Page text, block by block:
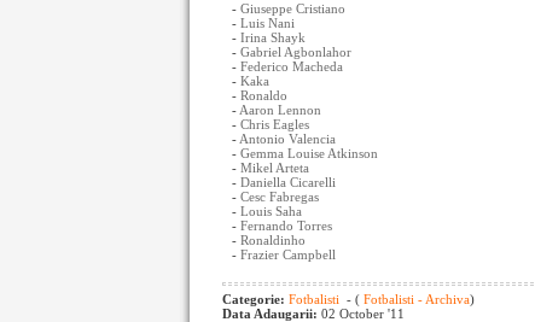
- Giuseppe Cristiano
- Luis Nani
- Irina Shayk
- Gabriel Agbonlahor
- Federico Macheda
- Kaka
- Ronaldo
- Aaron Lennon
- Chris Eagles
- Antonio Valencia
- Gemma Louise Atkinson
- Mikel Arteta
- Daniella Cicarelli
- Cesc Fabregas
- Louis Saha
- Fernando Torres
- Ronaldinho
- Frazier Campbell
Categorie: Fotbalisti - ( Fotbalisti - Archiva)
Data Adaugarii: 02 October '11